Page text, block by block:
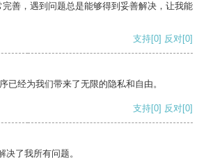
善，遇到问题总是能够得到妥善解决，让我能
支持[0] 反对[0]
已经为我们带来了无限的隐私和自由。
支持[0] 反对[0]
决了我所有问题。